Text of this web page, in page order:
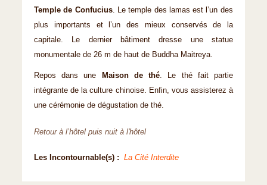
Temple de Confucius. Le temple des lamas est l’un des
plus importants et l’un des mieux conservés de la
capitale. Le dernier bâtiment dresse une statue
monumentale de 26 m de haut de Buddha Maitreya.
Repos dans une Maison de thé. Le thé fait partie
intégrante de la culture chinoise. Enfin, vous assisterez à
une cérémonie de dégustation de thé.
Retour à l’hôtel puis nuit à l'hôtel
Les Incontournable(s) : La Cité Interdite